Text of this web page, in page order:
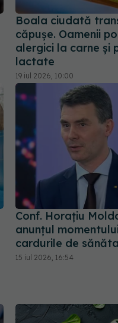
Boala ciudată
căpușe. Oamenii
alergici la carne și
lactate
19 iul 2026, 10:00
Conf. Horațiu
anunțul
cardurile de
15 iul 2026, 16:54